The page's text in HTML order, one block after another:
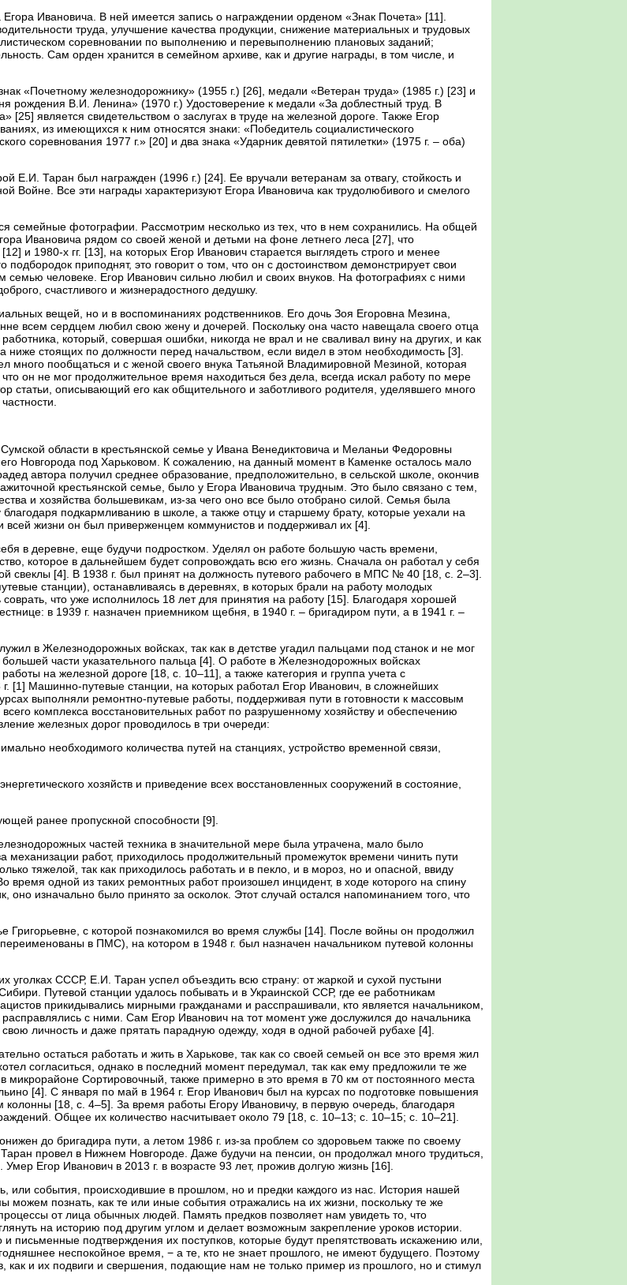
Ивановича. В ней имеется запись о награждении орденом «Знак Почета» [11].
труда, улучшение качества продукции, снижение материальных и трудовых
соревновании по выполнению и перевыполнению плановых заданий;
Сам орден хранится в семейном архиве, как и другие награды, в том числе, и
«Почетному железнодорожнику» (1955 г.) [26], медали «Ветеран труда» (1985 г.) [23] и
рождения В.И. Ленина» (1970 г.) Удостоверение к медали «За доблестный труд. В
является свидетельством о заслугах в труде на железной дороге. Также Егор
из имеющихся к ним относятся знаки: «Победитель социалистического
соревнования 1977 г.» [20] и два знака «Ударник девятой пятилетки» (1975 г. – оба)
Е.И. Таран был награжден (1996 г.) [24]. Ее вручали ветеранам за отвагу, стойкость и
Войне. Все эти награды характеризуют Егора Ивановича как трудолюбивого и смелого
семейные фотографии. Рассмотрим несколько из тех, что в нем сохранились. На общей
Ивановича рядом со своей женой и детьми на фоне летнего леса [27], что
и 1980-х гг. [13], на которых Егор Иванович старается выглядеть строго и менее
приподнят, это говорит о том, что он с достоинством демонстрирует свои
семью человеке. Егор Иванович сильно любил и своих внуков. На фотографиях с ними
счастливого и жизнерадостного дедушку.
вещей, но и в воспоминаниях родственников. Его дочь Зоя Егоровна Мезина,
всем сердцем любил свою жену и дочерей. Поскольку она часто навещала своего отца
который, совершая ошибки, никогда не врал и не сваливал вину на других, и как
ниже стоящих по должности перед начальством, если видел в этом необходимость [3].
много пообщаться и с женой своего внука Татьяной Владимировной Мезиной, которая
он не мог продолжительное время находиться без дела, всегда искал работу по мере
статьи, описывающий его как общительного и заботливого родителя, уделявшего много
области в крестьянской семье у Ивана Венедиктовича и Меланьи Федоровны
Новгорода под Харьковом. К сожалению, на данный момент в Каменке осталось мало
автора получил среднее образование, предположительно, в сельской школе, окончив
крестьянской семье, было у Егора Ивановича трудным. Это было связано с тем,
и хозяйства большевикам, из-за чего оно все было отобрано силой. Семья была
подкармливанию в школе, а также отцу и старшему брату, которые уехали на
всей жизни он был приверженцем коммунистов и поддерживал их [4].
в деревне, еще будучи подростком. Уделял он работе большую часть времени,
которое в дальнейшем будет сопровождать всю его жизнь. Сначала он работал у себя
свеклы [4]. В 1938 г. был принят на должность путевого рабочего в МПС № 40 [18, c. 2–3].
станции), останавливаясь в деревнях, в которых брали на работу молодых
что уже исполнилось 18 лет для принятия на работу [15]. Благодаря хорошей
в 1939 г. назначен приемником щебня, в 1940 г. – бригадиром пути, а в 1941 г. –
в Железнодорожных войсках, так как в детстве угадил пальцами под станок и не мог
части указательного пальца [4]. О работе в Железнодорожных войсках
на железной дороге [18, c. 10–11], а также категория и группа учета с
[1] Машинно-путевые станции, на которых работал Егор Иванович, в сложнейших
выполняли ремонтно-путевые работы, поддерживая пути в готовности к массовым
комплекса восстановительных работ по разрушенному хозяйству и обеспечению
железных дорог проводилось в три очереди:
необходимого количества путей на станциях, устройство временной связи,
хозяйств и приведение всех восстановленных сооружений в состояние,
ранее пропускной способности [9].
частей техника в значительной мере была утрачена, мало было
механизации работ, приходилось продолжительный промежуток времени чинить пути
тяжелой, так как приходилось работать и в пекло, и в мороз, но и опасной, ввиду
время одной из таких ремонтных работ произошел инцидент, в ходе которого на спину
оно изначально было принято за осколок. Этот случай остался напоминанием того, что
Григорьевне, с которой познакомился во время службы [14]. После войны он продолжил
в ПМС), на котором в 1948 г. был назначен начальником путевой колонны
СССР, Е.И. Таран успел объездить всю страну: от жаркой и сухой пустыни
Путевой станции удалось побывать и в Украинской ССР, где ее работникам
прикидывались мирными гражданами и расспрашивали, кто является начальником,
с ними. Сам Егор Иванович на тот момент уже дослужился до начальника
личность и даже прятать парадную одежду, ходя в одной рабочей рубахе [4].
остаться работать и жить в Харькове, так как со своей семьей он все это время жил
согласиться, однако в последний момент передумал, так как ему предложили те же
микрорайоне Сортировочный, также примерно в это время в 70 км от постоянного места
[4]. С января по май в 1964 г. Егор Иванович был на курсах по подготовке повышения
колонны [18, c. 4–5]. За время работы Егору Ивановичу, в первую очередь, благодаря
Общее их количество насчитывает около 79 [18, c. 10–13; c. 10–15; c. 10–21].
до бригадира пути, а летом 1986 г. из-за проблем со здоровьем также по своему
провел в Нижнем Новгороде. Даже будучи на пенсии, он продолжал много трудиться,
Егор Иванович в 2013 г. в возрасте 93 лет, прожив долгую жизнь [16].
или события, происходившие в прошлом, но и предки каждого из нас. История нашей
можем познать, как те или иные события отражались на их жизни, поскольку те же
от лица обычных людей. Память предков позволяет нам увидеть то, что
на историю под другим углом и делает возможным закрепление уроков истории.
письменные подтверждения их поступков, которые будут препятствовать искажению или,
неспокойное время, − а те, кто не знает прошлого, не имеют будущего. Поэтому
как и их подвиги и свершения, подающие нам не только пример из прошлого, но и стимул